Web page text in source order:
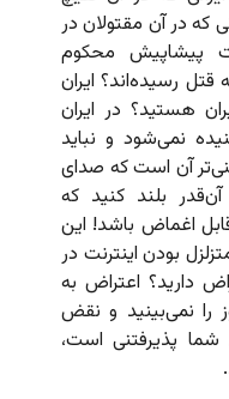
که در آن مقتولان در
پیشاپیش محکوم
قتل رسیده‌اند؟ ایران
هستید؟ در ایران
نمی‌شود و نباید
آن است که صدای
بلند کنید که
اغماض باشد! این
بودن اینترنت در
دارید؟ اعتراض به
را نمی‌بینید و نقض
پذیرفتنی است،